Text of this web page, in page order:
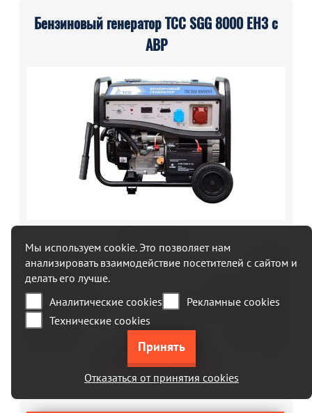
Бензиновый генератор ТСС SGG 8000 EH3 с
АВР
Мощность:
Вид топлива:
Тип запуска:
Количество фаз: 380 Вольт (трехфазный)
Двигатель
по запросу
Мы используем cookie. Это позволяет нам
анализировать взаимодействие посетителей с сайтом и
делать его лучше.
Аналитические cookies
Рекламные cookies
Технические cookies
Отказаться от принятия cookies